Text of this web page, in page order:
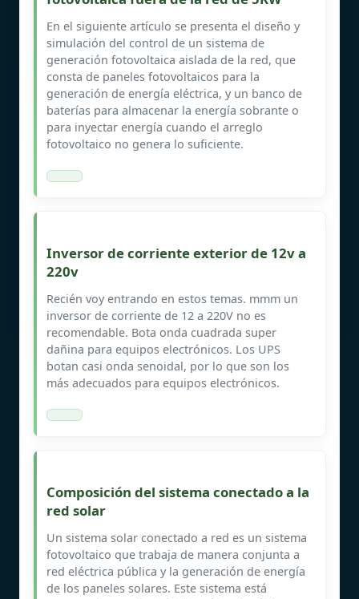
En el siguiente artículo se presenta el diseño y
simulación del control de un sistema de
generación fotovoltaica aislada de la red, que
consta de paneles fotovoltaicos para la
generación de energía eléctrica, y un banco de
baterías para almacenar la energía sobrante o
para inyectar energía cuando el arreglo
fotovoltaico no genera lo suficiente.
Inversor de corriente exterior de 12v a
220v
Recién voy entrando en estos temas. mmm un
inversor de corriente de 12 a 220V no es
recomendable. Bota onda cuadrada super
dañina para equipos electrónicos. Los UPS
botan casi onda senoidal, por lo que son los
más adecuados para equipos electrónicos.
Composición del sistema conectado a la
red solar
Un sistema solar conectado a red es un sistema
fotovoltaico que trabaja de manera conjunta a
red eléctrica pública y la generación de energía
de los paneles solares. Este sistema está